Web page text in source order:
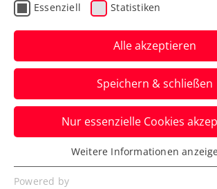
Thiem kehrt für
BassLine auf den
zurück
Österreichs Tennisstar ist
einen Abend: Auch er schlägt
Wiener Stadthalle auf.
Verfasst von: Presseaussendung / Redaktion,
Essenziell Statistiken
Alle akzeptieren
Speichern & schließen
Nur essenzielle Cookies
Essenziell
Essenzielle Cookies werden für
Weitere Informationen
Powered by